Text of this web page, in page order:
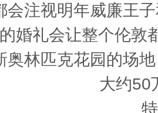
会注视明年威廉王
婚礼会让整个伦敦
奥林匹克花园的场
大约50